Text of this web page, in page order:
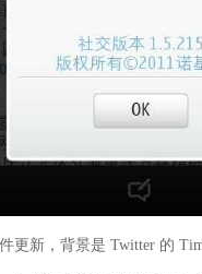
更新，背景是 Twitter 的